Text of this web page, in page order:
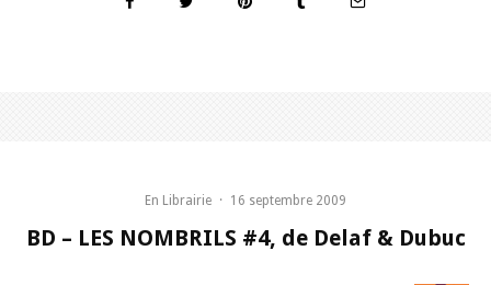
En Librairie · 16 septembre 2009
BD – LES NOMBRILS #4, de Delaf & Dubuc